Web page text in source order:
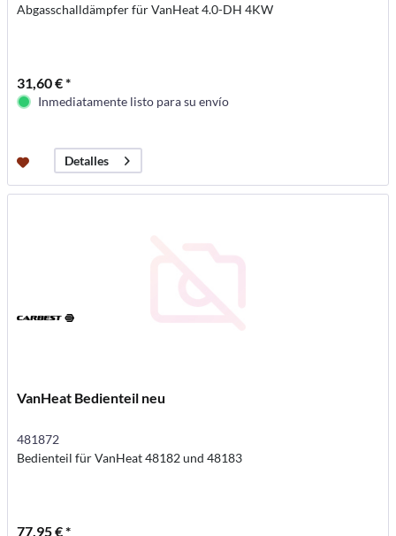
Abgasschalldämpfer für VanHeat 4.0-DH 4KW
31,60 € *
Inmediatamente listo para su envío
Detalles
VanHeat Bedienteil neu
481872
Bedienteil für VanHeat 48182 und 48183
77,95 € *